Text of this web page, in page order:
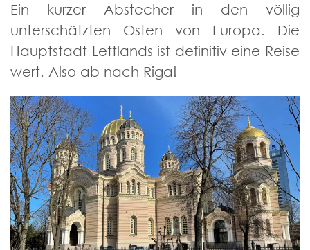
Ein kurzer Abstecher in den völlig
unterschätzten Osten von Europa. Die
Hauptstadt Lettlands ist definitiv eine Reise
wert. Also ab nach Riga!